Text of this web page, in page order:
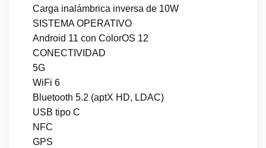
Carga inalámbrica inversa de 10W
SISTEMA OPERATIVO
Android 11 con ColorOS 12
CONECTIVIDAD
5G
WiFi 6
Bluetooth 5.2 (aptX HD, LDAC)
USB tipo C
NFC
GPS